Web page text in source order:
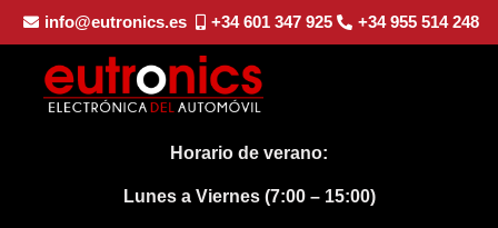
info@eutronics.es +34 601 347 925 +34 955 514 248
Horario de verano:
Lunes a Viernes (7:00 – 15:00)